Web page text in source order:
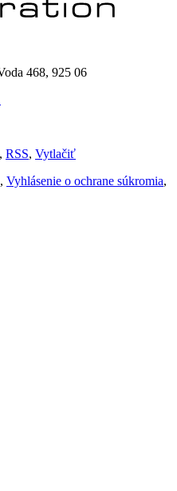
468, 925 06
, RSS, Vytlačiť
, Vyhlásenie o ochrane súkromia,